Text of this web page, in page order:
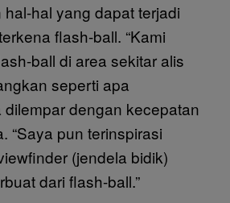
hal yang dapat terjadi
flash-ball. “Kami
ball di area sekitar alis
seperti apa
dengan kecepatan
“Saya pun terinspirasi
(jendela bidik)
dari flash-ball.”